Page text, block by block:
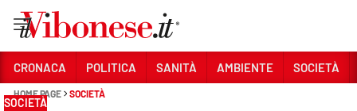
Sezioni
CRONACA POLITICA SANITÀ AMBIENTE SOCIETÀ
HOME PAGE SOCIETÀ
SOCIETÀ